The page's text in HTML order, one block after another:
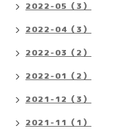
2022-05（3）
2022-04（3）
2022-03（2）
2022-01（2）
2021-12（3）
2021-11（1）